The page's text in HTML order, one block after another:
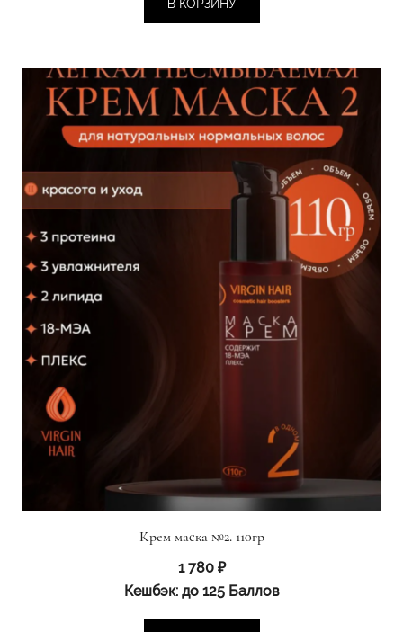
В КОРЗИНУ
Крем маска №2. 110гр
1 780 ₽
Кешбэк: до 125 Баллов